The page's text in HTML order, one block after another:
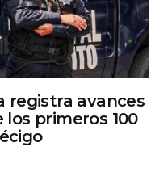
registra avances
primeros 100